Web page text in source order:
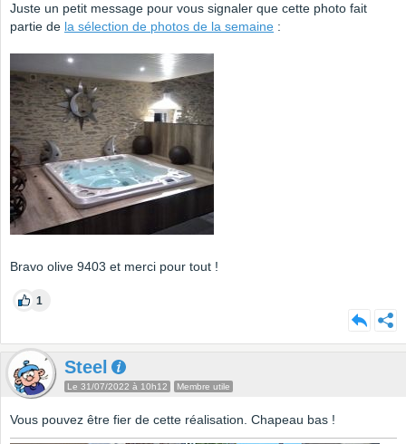
Juste un petit message pour vous signaler que cette photo fait
partie de la sélection de photos de la semaine :
Bravo olive 9403 et merci pour tout !
1
Steel
Le 31/07/2022 à 10h12 Membre utile
Vous pouvez être fier de cette réalisation. Chapeau bas !